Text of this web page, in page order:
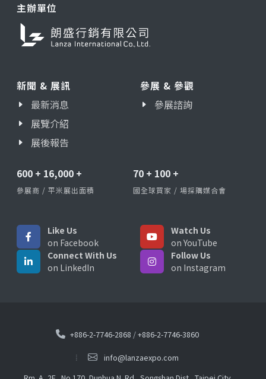
主辦單位
新聞 & 展訊
最新消息
展覽介紹
展後報告
參展 & 參觀
參展諮詢
600 + 16,000 +
參展商 / 平米展出面積
70 + 100 +
國全球買家 / 場採購媒合會
Like Us
on Facebook
Watch Us
on YouTube
Connect With Us
on LinkedIn
Follow Us
on Instagram
+886-2-7746-2868 /+886-2-7746-3860
info@lanzaexpo.com